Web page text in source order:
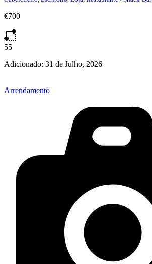
€700
55
Adicionado: 31 de Julho, 2026
Arrendamento